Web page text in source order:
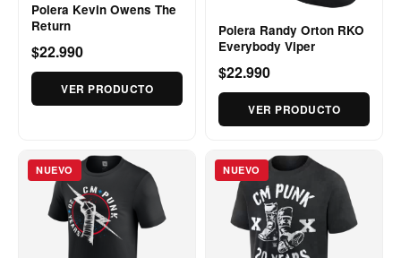
Polera Kevin Owens The
Return
$22.990
VER PRODUCTO
Polera Randy Orton RKO
Everybody Viper
$22.990
VER PRODUCTO
NUEVO NUEVO